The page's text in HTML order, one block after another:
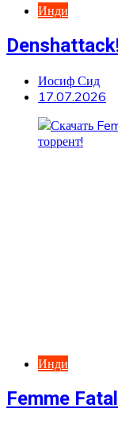
Инди
Иосиф Сид
17.07.2026
Инди
Femme